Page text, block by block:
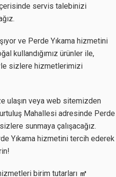
servis talebinizi
ve Perde Yıkama hizmetini
kullandığımız ürünler ile,
sizlere hizmetlerimizi
ulaşın veya web sitemizden
Mahallesi adresinde Perde
sunmaya çalışacağız.
Yıkama hizmetini tercih ederek
birim tutarları ㎡